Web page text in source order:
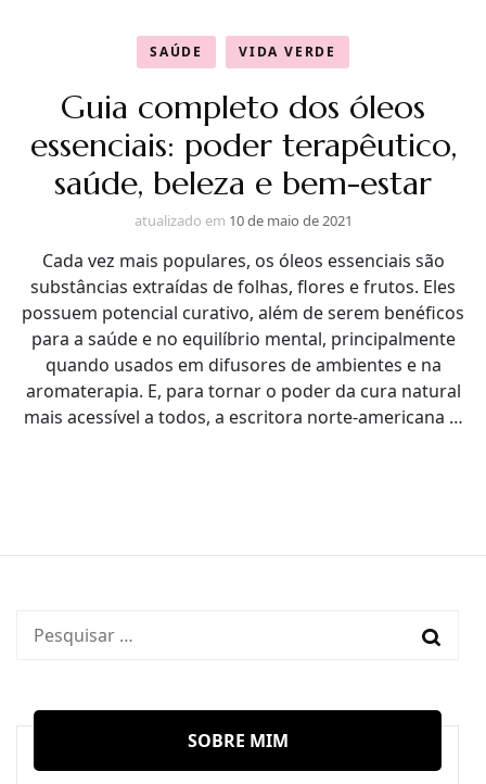
SAÚDE VIDA VERDE
Guia completo dos óleos
essenciais: poder terapêutico,
saúde, beleza e bem-estar
atualizado em 10 de maio de 2021
Cada vez mais populares, os óleos essenciais são
substâncias extraídas de folhas, flores e frutos. Eles
possuem potencial curativo, além de serem benéficos
para a saúde e no equilíbrio mental, principalmente
quando usados em difusores de ambientes e na
aromaterapia. E, para tornar o poder da cura natural
mais acessível a todos, a escritora norte-americana …
Pesquisar
SOBRE MIM